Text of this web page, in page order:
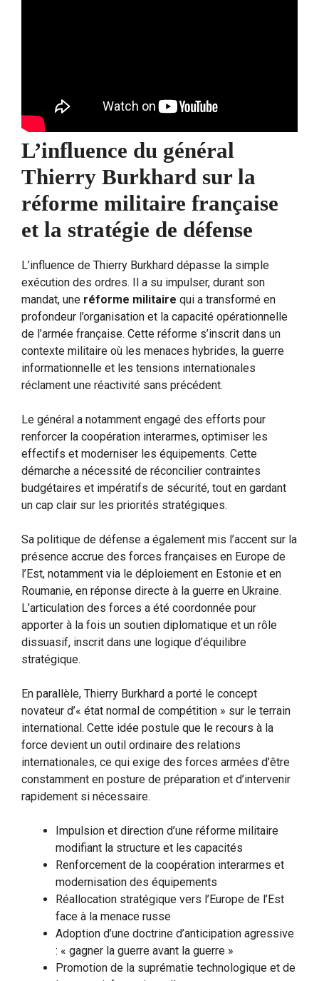
L’influence du général
Thierry Burkhard sur la
réforme militaire française
et la stratégie de défense
L’influence de Thierry Burkhard dépasse la simple
exécution des ordres. Il a su impulser, durant son
mandat, une réforme militaire qui a transformé en
profondeur l’organisation et la capacité opérationnelle
de l’armée française. Cette réforme s’inscrit dans un
contexte militaire où les menaces hybrides, la guerre
informationnelle et les tensions internationales
réclament une réactivité sans précédent.
Le général a notamment engagé des efforts pour
renforcer la coopération interarmes, optimiser les
effectifs et moderniser les équipements. Cette
démarche a nécessité de réconcilier contraintes
budgétaires et impératifs de sécurité, tout en gardant
un cap clair sur les priorités stratégiques.
Sa politique de défense a également mis l’accent sur la
présence accrue des forces françaises en Europe de
l’Est, notamment via le déploiement en Estonie et en
Roumanie, en réponse directe à la guerre en Ukraine.
L’articulation des forces a été coordonnée pour
apporter à la fois un soutien diplomatique et un rôle
dissuasif, inscrit dans une logique d’équilibre
stratégique.
En parallèle, Thierry Burkhard a porté le concept
novateur d’« état normal de compétition » sur le terrain
international. Cette idée postule que le recours à la
force devient un outil ordinaire des relations
internationales, ce qui exige des forces armées d’être
constamment en posture de préparation et d’intervenir
rapidement si nécessaire.
Impulsion et direction d’une réforme militaire
modifiant la structure et les capacités
Renforcement de la coopération interarmes et
modernisation des équipements
Réallocation stratégique vers l’Europe de l’Est
face à la menace russe
Adoption d’une doctrine d’anticipation agressive
: « gagner la guerre avant la guerre »
Promotion de la suprématie technologique et de